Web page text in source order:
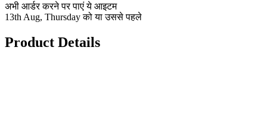
अभी आर्डर करने पर पाएं ये आइटम
13th Aug, Thursday को या उससे पहले
Product Details